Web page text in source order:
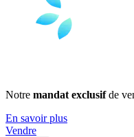
Notre mandat exclusifde
En savoir plus
Vendre